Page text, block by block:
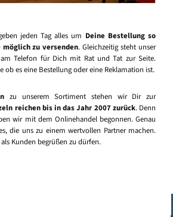
jeden Tag alles um Deine Bestellung so
zu versenden. Gleichzeitig steht unser
Telefon für Dich mit Rat und Tat zur Seite.
ob es eine Bestellung oder eine Reklamation ist.
zu unserem Sortiment stehen wir Dir zur
reichen bis in das Jahr 2007 zurück. Denn
wir mit dem Onlinehandel begonnen. Genau
die uns zu einem wertvollen Partner machen.
Kunden begrüßen zu dürfen.